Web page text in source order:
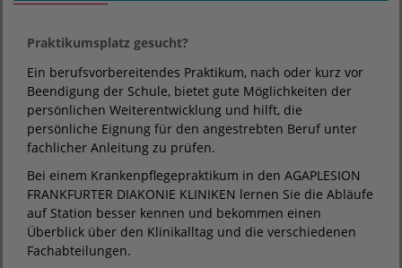
Praktikumsplatz gesucht?
Ein berufsvorbereitendes Praktikum, nach oder kurz vor
Beendigung der Schule, bietet gute Möglichkeiten der
persönlichen Weiterentwicklung und hilft, die
persönliche Eignung für den angestrebten Beruf unter
fachlicher Anleitung zu prüfen.
Bei einem Krankenpflegepraktikum in den AGAPLESION
FRANKFURTER DIAKONIE KLINIKEN lernen Sie die Abläufe
auf Station besser kennen und bekommen einen
Überblick über den Klinikalltag und die verschiedenen
Fachabteilungen.